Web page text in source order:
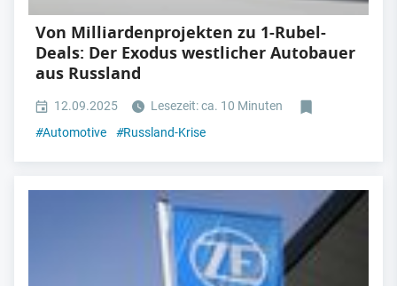
Von Milliardenprojekten zu 1-Rubel-
Deals: Der Exodus westlicher Autobauer
aus Russland
12.09.2025
Lesezeit: ca. 10 Minuten
#Automotive #Russland-Krise